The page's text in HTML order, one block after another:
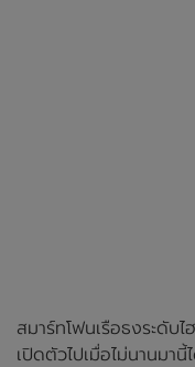
สมาร์ทโฟนเรือธงระดับ
เปิดตัวไปเมื่อไม่นานมา